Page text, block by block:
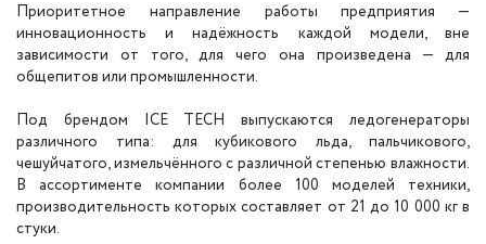
Приоритетное направление работы предприятия —
инновационность и надёжность каждой модели, вне
зависимости от того, для чего она произведена — для
общепитов или промышленности.
Под брендом ICE TECH выпускаются ледогенераторы
различного типа: для кубикового льда, пальчикового,
чешуйчатого, измельчённого с различной степенью влажности.
В ассортименте компании более 100 моделей техники,
производительность которых составляет от 21 до 10 000 кг в
стуки.